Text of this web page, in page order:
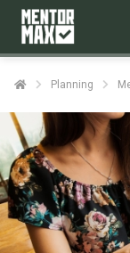
Planning